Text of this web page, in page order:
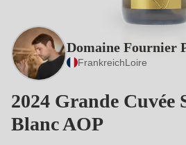
Domaine Fournier
FrankreichLoire
2024 Grande Cuvée
Blanc AOP